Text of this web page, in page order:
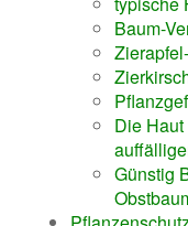
Baum-
Die
Günstig